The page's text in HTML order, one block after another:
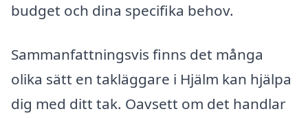
budget och dina specifika behov.
Sammanfattningsvis finns det många
olika sätt en takläggare i Hjälm kan hjälpa
dig med ditt tak. Oavsett om det handlar